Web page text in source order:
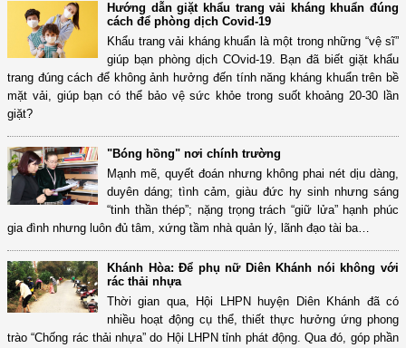
Hướng dẫn giặt khẩu trang vải kháng khuẩn đúng
cách để phòng dịch Covid-19
Khẩu trang vải kháng khuẩn là một trong những “vệ sĩ”
giúp bạn phòng dịch COvid-19. Bạn đã biết giặt khẩu
trang đúng cách để không ảnh hưởng đến tính năng kháng khuẩn trên bề
mặt vải, giúp bạn có thể bảo vệ sức khỏe trong suốt khoảng 20-30 lần
giặt?
"Bóng hồng" nơi chính trường
Mạnh mẽ, quyết đoán nhưng không phai nét dịu dàng,
duyên dáng; tình cảm, giàu đức hy sinh nhưng sáng
“tinh thần thép”; nặng trọng trách “giữ lửa” hạnh phúc
gia đình nhưng luôn đủ tâm, xứng tầm nhà quản lý, lãnh đạo tài ba…
Khánh Hòa: Để phụ nữ Diên Khánh nói không với
rác thải nhựa
Thời gian qua, Hội LHPN huyện Diên Khánh đã có
nhiều hoạt động cụ thể, thiết thực hưởng ứng phong
trào “Chống rác thải nhựa” do Hội LHPN tỉnh phát động. Qua đó, góp phần